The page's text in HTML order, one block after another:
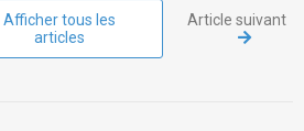
Afficher tous les
articles
Article suivant